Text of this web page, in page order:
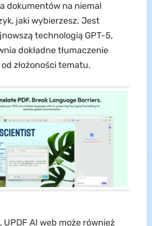
dokumentów na niemal
jaki wybierzesz. Jest
technologią GPT-5,
dokładne tłumaczenie
złożoności tematu.
UPDF AI web może również